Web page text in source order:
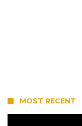
MOST RECENT